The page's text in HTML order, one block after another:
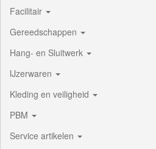
Facilitair
Gereedschappen
Hang- en Sluitwerk
IJzerwaren
Kleding en veiligheid
PBM
Service artikelen